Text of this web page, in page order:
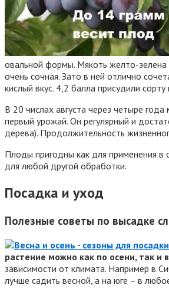
овальной формы. Мякоть желто-зелена
очень сочная. Зато в ней отлично
кислый вкус. 4,2 балла присудили
В 20 числах августа через четыре
первый урожай. Он регулярный и
дерева). Продолжительность
Плоды пригодны как для применения в
для любой другой обработки.
Посадка и уход
Полезные советы по высадке
растение можно как по осени, так и
зависимости от климата. Например в
лучше садить весной, а на юге – в